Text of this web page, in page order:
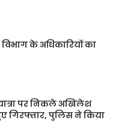
के अधिकारियों का
पर निकले अखिलेश
गिरफ्तार, पुलिस ने किया